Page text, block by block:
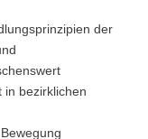
der
in bezirklichen